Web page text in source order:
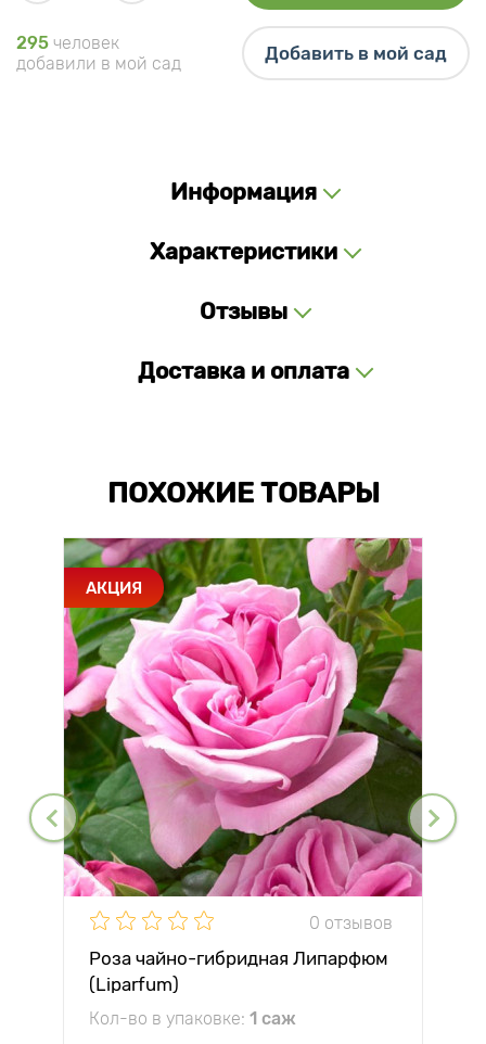
295 человек
добавили в мой сад
Добавить в мой сад
Информация
Характеристики
Отзывы
Доставка и оплата
ПОХОЖИЕ ТОВАРЫ
АКЦИЯ
0 отзывов
Роза чайно-гибридная Липарфюм
(Liparfum)
Кол-во в упаковке: 1 саж